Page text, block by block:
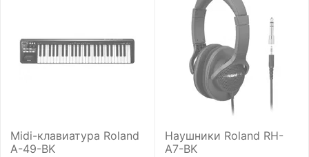
Midi-клавиатура Roland
A-49-BK
Наушники Roland RH-
A7-BK